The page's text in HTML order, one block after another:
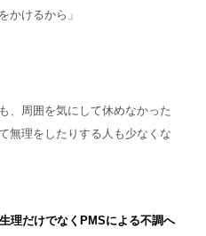
かけるから」
、周囲を気にして休めなかった
無理をしたりする人も少なくな
理だけでなくPMSによる不調へ